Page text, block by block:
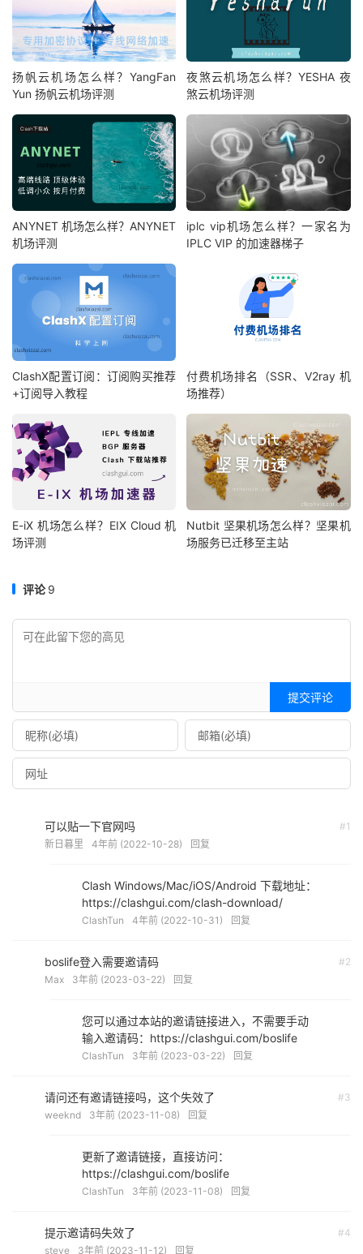
扬帆云机场怎么样？YangFan
Yun 扬帆云机场评测
夜煞云机场怎么样？YESHA 夜
煞云机场评测
ANYNET 机场怎么样？ANYNET
机场评测
iplc vip机场怎么样？一家名为
IPLC VIP 的加速器梯子
ClashX配置订阅：订阅购买推荐
+订阅导入教程
付费机场排名（SSR、V2ray 机
场推荐）
E-iX 机场怎么样？EIX Cloud 机
场评测
Nutbit 坚果机场怎么样？坚果机
场服务已迁移至主站
评论9
提交评论
#1
可以贴一下官网吗
新日暮里 4年前 (2022-10-28) 回复
Clash Windows/Mac/iOS/Android 下载地址：
https://clashgui.com/clash-download/
ClashTun 4年前 (2022-10-31) 回复
#2
boslife登入需要邀请码
Max 3年前 (2023-03-22) 回复
您可以通过本站的邀请链接进入，不需要手动
输入邀请码：https://clashgui.com/boslife
ClashTun 3年前 (2023-03-22) 回复
#3
请问还有邀请链接吗，这个失效了
weeknd 3年前 (2023-11-08) 回复
更新了邀请链接，直接访问：
https://clashgui.com/boslife
ClashTun 3年前 (2023-11-08) 回复
#4
提示邀请码失效了
steve 3年前 (2023-11-12) 回复